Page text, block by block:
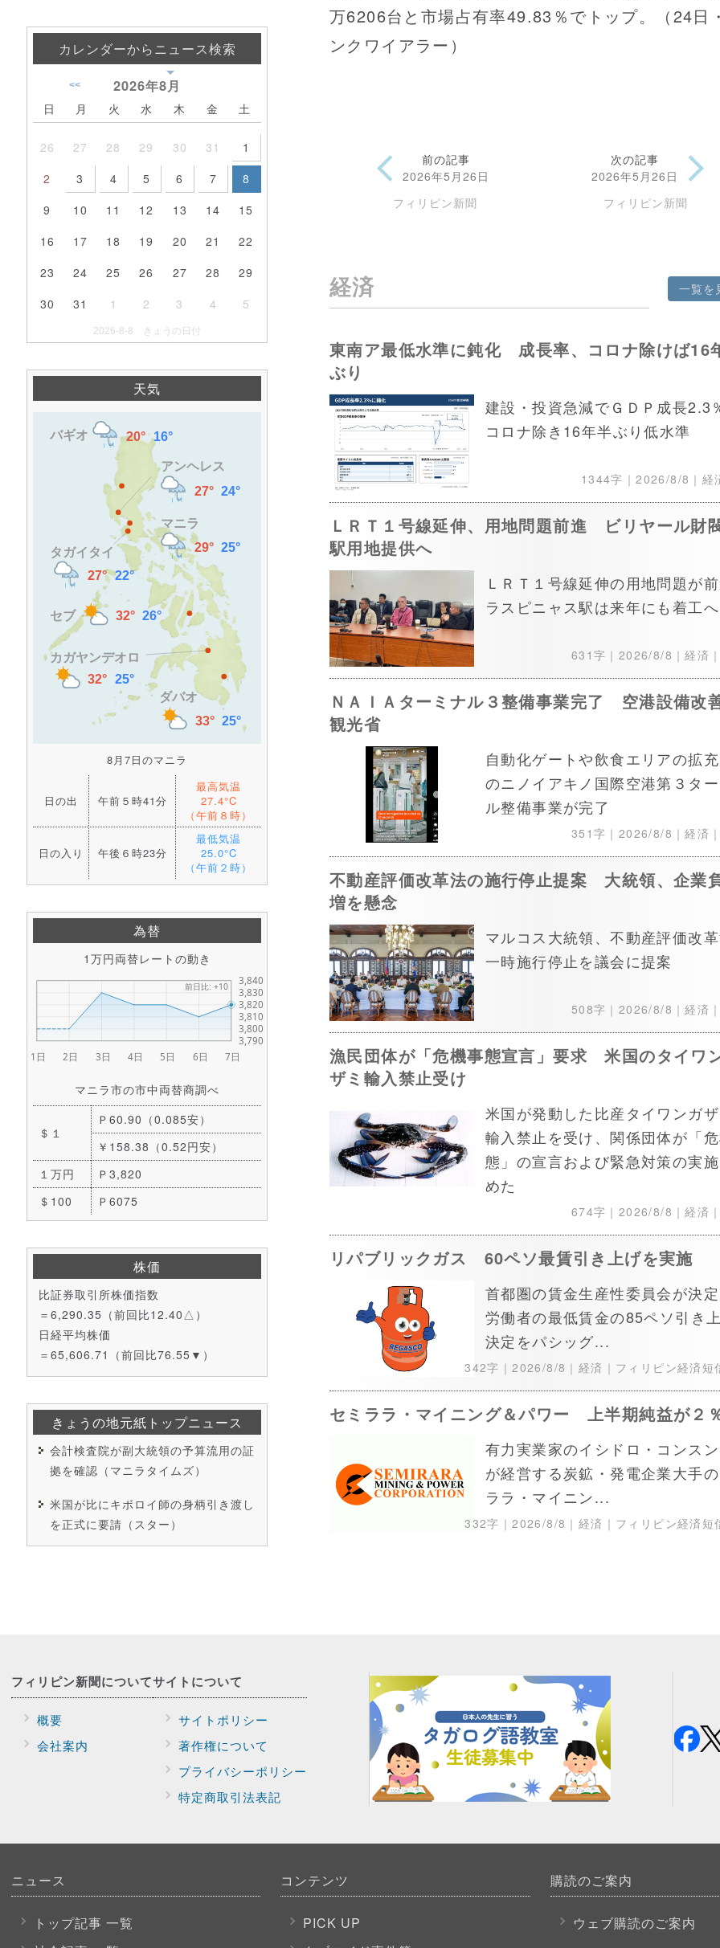
カレンダーからニュース検索
2026年8月
<<
日 月 火 水 木 金 土
26 27 28 29 30 31
1
2
3 4 5 6 7
8
9
10 11 12 13 14
15
16
17 18 19 20 21
22
23
24 25 26 27 28
29
30
31 1 2 3 4 5
2026-8-8 きょうの日付
天気
8月7日のマニラ
日の出 午前５時41分
最高気温
27.4°C
（午前８時）
日の入り 午後６時23分
最低気温
25.0°C
（午前２時）
為替
1万円両替レートの動き
マニラ市の市中両替商調べ
＄１
Ｐ60.90（0.085安）
￥158.38（0.52円安）
１万円
Ｐ3,820
＄100
Ｐ6075
株価
比証券取引所株価指数
＝6,290.35（前回比12.40△）
日経平均株価
＝65,606.71（前回比76.55▼）
きょうの地元紙トップニュース
会計検査院が副大統領の予算流用の証
拠を確認（マニラタイムズ）
米国が比にキボロイ師の身柄引き渡し
を正式に要請（スター）
万6206台と市場占有率49.83％でトップ。（24日
ンクワイアラー）
前の記事
2026年5月26日
フィリピン新聞
次の記事
2026年5月26日
フィリピン新聞
経済 一覧を
東南ア最低水準に鈍化 成長率、コロナ除けば16
ぶり
建設・投資急減でＧＤＰ成長2.3
コロナ除き16年半ぶり低水準
1344字｜2026/8/8 ｜経
ＬＲＴ１号線延伸、用地問題前進 ビリヤール財
駅用地提供へ
ＬＲＴ１号線延伸の用地問題が前
ラスピニャス駅は来年にも着工へ
631字｜ 2026/8/8 ｜経済｜
ＮＡＩＡターミナル３整備事業完了 空港設備改
観光省
自動化ゲートや飲食エリアの拡
のニノイアキノ国際空港第３タ
ル整備事業が完了
351字｜ 2026/8/8 ｜経済｜
不動産評価改革法の施行停止提案 大統領、企業
増を懸念
マルコス大統領、不動産評価改
一時施行停止を議会に提案
508字｜ 2026/8/8 ｜経済｜
漁民団体が「危機事態宣言」要求 米国のタイワ
ザミ輸入禁止受け
米国が発動した比産タイワンガ
輸入禁止を受け、関係団体が「
態」の宣言および緊急対策の実
めた
674字｜ 2026/8/8 ｜経済｜
リパブリックガス 60ペソ最賃引き上げを実施
首都圏の賃金生産性委員会が決
労働者の最低賃金の85ペソ引き
決定をパシッグ...
342字｜2026/8/8 ｜経済｜フィリピン経済短
セミララ・マイニング＆パワー 上半期純益が２
有力実業家のイシドロ・コンス
が経営する炭鉱・発電企業大手の
ララ・マイニン...
332字｜2026/8/8 ｜経済｜フィリピン経済短
フィリピン新聞について
概要
会社案内
サイトについて
サイトポリシー
著作権について
プライバシーポリシー
特定商取引法表記
ニュース
トップ記事 一覧
コンテンツ
PICK UP
購読のご案内
ウェブ購読のご案内